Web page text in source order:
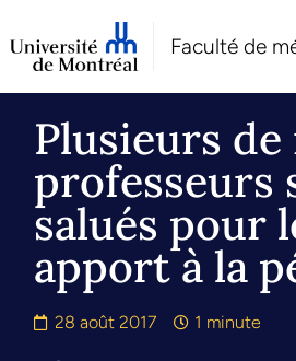
Faculté de
Plusieurs de
professeurs
salués pour
apport à la
28 août 2017 1 minute